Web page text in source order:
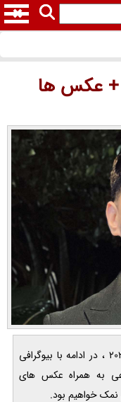
+ عکس ها
در این مطلب جدید در سال 1405 و سال 2026 ، در ادامه با بیوگرافی
به همراه عکس های
نمک خواهیم بود.